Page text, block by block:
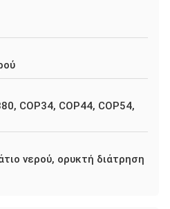
COP34, COP44, COP54,
νερού, ορυκτή διάτρηση